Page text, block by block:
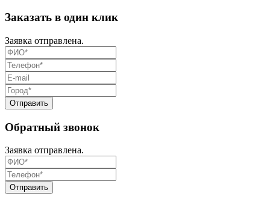
Заказать в один клик
Заявка отправлена.
Обратный звонок
Заявка отправлена.